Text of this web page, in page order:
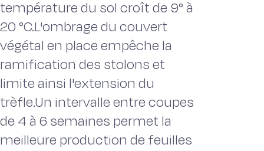
température du sol croît de 9° à
20 °C.L'ombrage du couvert
végétal en place empêche la
ramification des stolons et
limite ainsi l'extension du
trèfle.Un intervalle entre coupes
de 4 à 6 semaines permet la
meilleure production de feuilles